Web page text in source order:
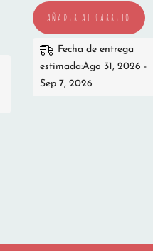
AÑADIR AL CARRITO
Fecha de entrega
estimada:Ago 31, 2026 -
Sep 7, 2026